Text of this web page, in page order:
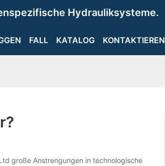
Hydrauliksysteme.
FALL KATALOG
große Anstrengungen in technologische